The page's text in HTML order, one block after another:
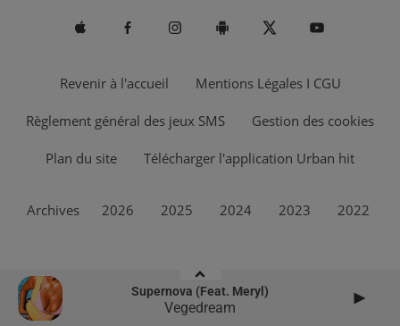
Supernova (feat. Meryl)
Vegedream
Revenir à l'accueil Mentions Légales I CGU
Règlement général des jeux SMS Gestion des cookies
Plan du site Télécharger l'application Urban hit
Archives 2026 2025 2024 2023 2022